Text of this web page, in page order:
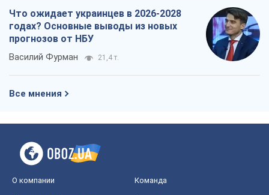
Что ожидает украинцев в 2026-2028
годах? Основные выводы из новых
прогнозов от НБУ
Василий Фурман 21,4 т.
Все мнения
О компании Команда